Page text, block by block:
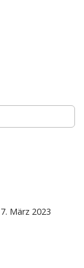
7. März 2023